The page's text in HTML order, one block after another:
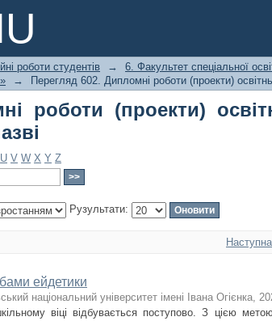
роботи (проекти)
роботи студентів → 6. Факультет спеціальної
→ Перегляд 602. Дипломні роботи (проекти)
роботи (проекти)
U V W X Y Z
Рузультати:
ейдетики
національний університет імені Івана Огієнка,
віці відбувається поступово. З цією